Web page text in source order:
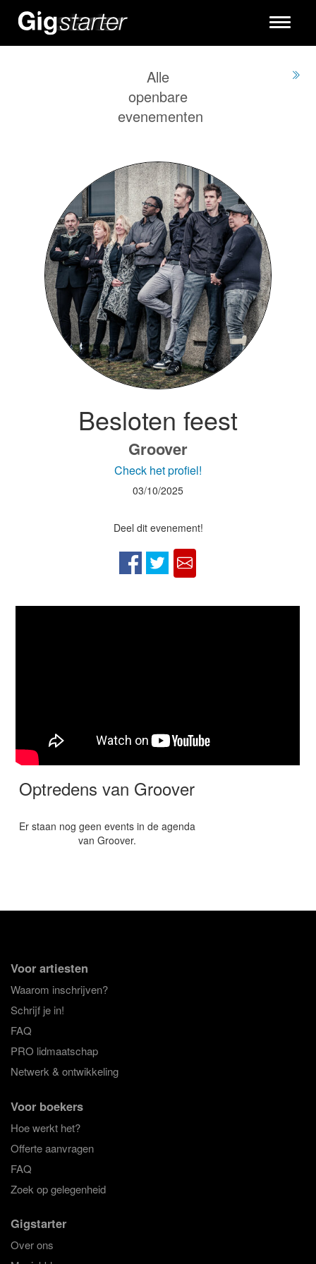
Toggle
Alle
openbare
evenementen
Besloten feest
Groover
Check het profiel!
03/10/2025
Deel dit evenement!
Optredens van Groover
Er staan nog geen events in de agenda
van Groover.
Voor artiesten
Waarom inschrijven?
Schrijf je in!
FAQ
PRO lidmaatschap
Netwerk & ontwikkeling
Voor boekers
Hoe werkt het?
Offerte aanvragen
FAQ
Zoek op gelegenheid
Gigstarter
Over ons